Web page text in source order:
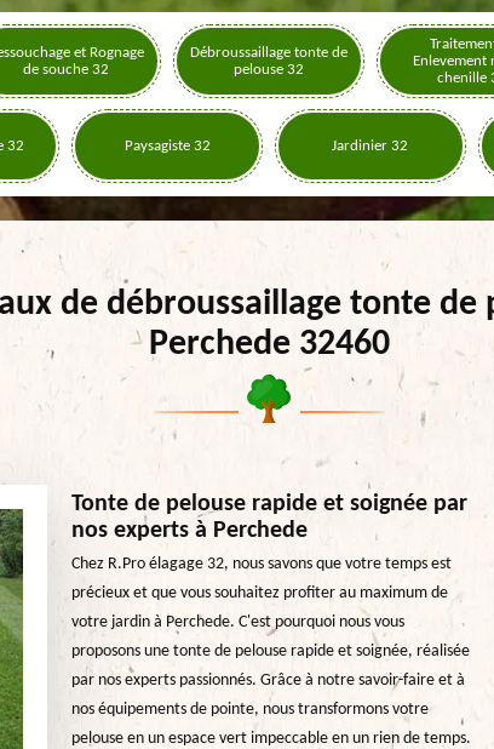
et Rognage
de souche 32
Débroussaillage tonte de
pelouse 32
Enlevement
chenille
32 Paysagiste 32 Jardinier 32
de débroussaillage tonte de
Perchede 32460
Tonte de pelouse rapide et soignée par
nos experts à Perchede
Chez R.Pro élagage 32, nous savons que votre temps est
précieux et que vous souhaitez profiter au maximum de
votre jardin à Perchede. C'est pourquoi nous vous
proposons une tonte de pelouse rapide et soignée, réalisée
par nos experts passionnés. Grâce à notre savoir-faire et à
nos équipements de pointe, nous transformons votre
pelouse en un espace vert impeccable en un rien de temps.